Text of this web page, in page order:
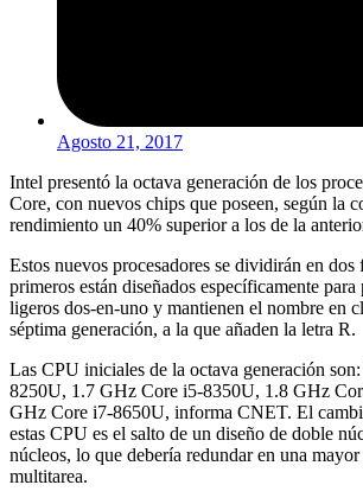
Agosto 21, 2017
Intel presentó la octava generación de los
Core, con nuevos chips que poseen, según la
rendimiento un 40% superior a los de la
Estos nuevos procesadores se dividirán en
primeros están diseñados específicamente
ligeros dos-en-uno y mantienen el nombre en
séptima generación, a la que añaden la letra R.
Las CPU iniciales de la octava generación
8250U, 1.7 GHz Core i5-8350U, 1.8 GHz
GHz Core i7-8650U, informa CNET. El
estas CPU es el salto de un diseño de doble
núcleos, lo que debería redundar en una
multitarea.